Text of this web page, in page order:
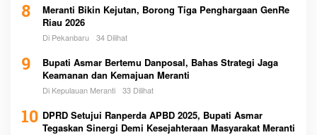
8
Meranti Bikin Kejutan, Borong Tiga Penghargaan GenRe
Riau 2026
Di Pekanbaru 34 Dilihat
9
Bupati Asmar Bertemu Danposal, Bahas Strategi Jaga
Keamanan dan Kemajuan Meranti
Di Kepulauan Meranti 33 Dilihat
10 DPRD Setujui Ranperda APBD 2025, Bupati Asmar
Tegaskan Sinergi Demi Kesejahteraan Masyarakat Meranti